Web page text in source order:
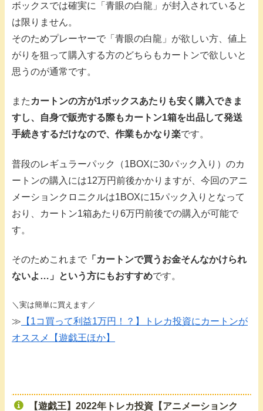
ボックスでは確実に「青眼の白龍」が封入されていると
は限りません。
そのためプレーヤーで「青眼の白龍」が欲しい方、値上
がりを狙って購入する方のどちらもカートンで欲しいと
思うのが通常です。
またカートンの方が1ボックスあたりも安く購入できま
すし、自身で販売する際もカートン1箱を出品して発送
手続きするだけなので、作業もかなり楽です。
普段のレギュラーパック（1BOXに30パック入り）のカ
ートンの購入には12万円前後かかりますが、今回のアニ
メーションクロニクルは1BOXに15パック入りとなって
おり、カートン1箱あたり6万円前後での購入が可能で
す。
そのためこれまで 「カートンで買うお金そんなかけられ
ないよ…」という方にもおすすめです。
＼実は簡単に買えます／
≫ 【1コ買って利益1万円！？】トレカ投資にカートンが
オススメ【遊戯王ほか】
【遊戯王】2022年トレカ投資【アニメーションク